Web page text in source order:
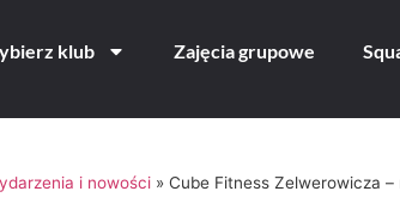
klub Zajęcia grupowe
i nowości » Cube Fitness Zelwerowicza